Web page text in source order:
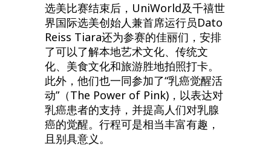
选美比赛结束后，UniWorld及千禧世
界国际选美创始人兼首席运行员Dato
Reiss Tiara还为参赛的佳丽们，安排
了可以了解本地艺术文化、传统文
化、美食文化和旅游胜地拍照打卡。
此外，他们也一同参加了“乳癌觉醒活
动”（The Power of Pink)，以表达对
乳癌患者的支持，并提高人们对乳腺
癌的觉醒。行程可是相当丰富有趣，
且别具意义。